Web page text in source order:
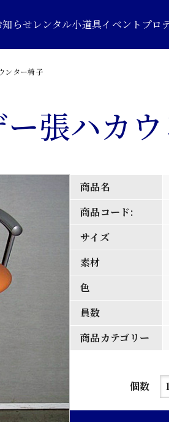
知らせレンタル小道具イベントプロ
ンター椅子
張ハカ
商品名
商品コード:
サイズ
素材
色
員数
商品カテゴリー
個数
オ